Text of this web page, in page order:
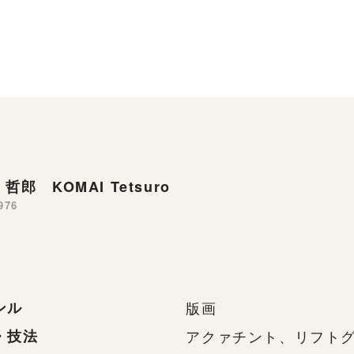
郎 KOMAI Tetsuro
ル
版画
技法
アクァチント、リフト